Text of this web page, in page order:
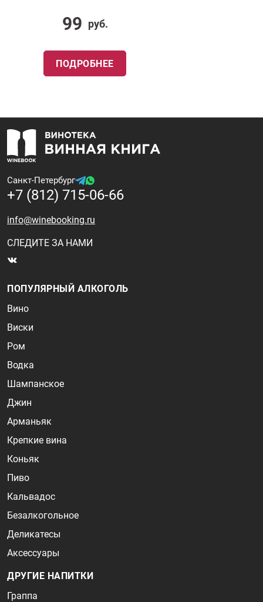
99 руб.
ПОДРОБНЕЕ
Санкт-Петербург
+7 (812) 715-06-66
info@winebooking.ru
СЛЕДИТЕ ЗА НАМИ
ПОПУЛЯРНЫЙ АЛКОГОЛЬ
Вино
Виски
Ром
Водка
Шампанское
Джин
Арманьяк
Крепкие вина
Коньяк
Пиво
Кальвадос
Безалкогольное
Деликатесы
Аксессуары
ДРУГИЕ НАПИТКИ
Граппа